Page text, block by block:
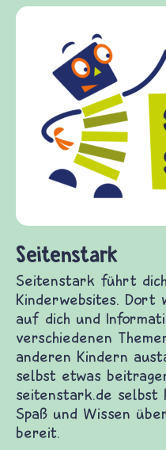
führt dich zu
Dort
und Informationen zu
Du kannst dich
Fragen
etliches mehr.
Menge Spaß und
bereit.